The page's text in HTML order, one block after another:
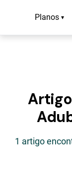
Planos ▾
1 artigo